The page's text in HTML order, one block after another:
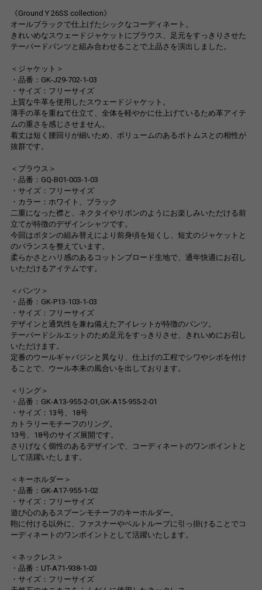
《Ground Y 26SS collection》
オールブラックで仕上げたシックなコーディネート。
きれいめなスウェードジャケットにブラウス、足元をすっきりさせた
テーパードパンツと組み合わせることで上品さを演出しました。
＜ジャケット＞
・品番：GK-J29-702-1-03
・サイズ：フリーサイズ
上質な牛革を使用したスウェードジャケット。
薄手の革を重ねて仕立て、全体を軽やかに仕上げているため革アイテ
ムの重さを感じさせません。
着丈は短く腰回りが細いため、ボリュームのあるボトムスとの相性が
抜群です。
＜ブラウス＞
・品番：GQ-B01-003-1-03
・サイズ：フリーサイズ
・カラー：ホワイト、ブラック
二重になった襟と、ネクタイやリボンのようにお楽しみいただける前
立てが特徴のデザインシャツです。
今回はボタンの組み替えにより前身頃を短くし、短丈のジャケットと
のバランスを整えています。
柔らかさとハリ感のあるコットンブロード生地で、通年快適にお召し
いただけるアイテムです。
＜パンツ＞
・品番：GK-P13-103-1-03
・サイズ：フリーサイズ
デザインと通気性を兼ね備えたアイレットが特徴のパンツ。
テーパードシルエットのため足元をすっきりさせ、きれいめにお召し
いただけます。
定番のウールギャバジンと異なり、仕上げの工程でシワやシボを付け
ることで、ウール本来の風合いを出しております。
＜リング＞
・品番：GK-A13-955-2-01,GK-A15-955-2-01
・サイズ：13号、18号
カトラリーモチーフのリング。
13号、18号のサイズ展開です。
さりげなく個性のあるデザインで、コーディネートのワンポイントと
して活躍いたします。
＜キーホルダー＞
・品番：GK-A17-955-1-02
・サイズ：フリーサイズ
遊び心のあるスプーンモチーフのキーホルダー。
鞄に付ける以外に、ファスナーやベルトループに引っ掛けることでコ
ーディネートのワンポイントとして活躍いたします。
＜ネックレス＞
・品番：UT-A71-938-1-03
・サイズ：フリーサイズ